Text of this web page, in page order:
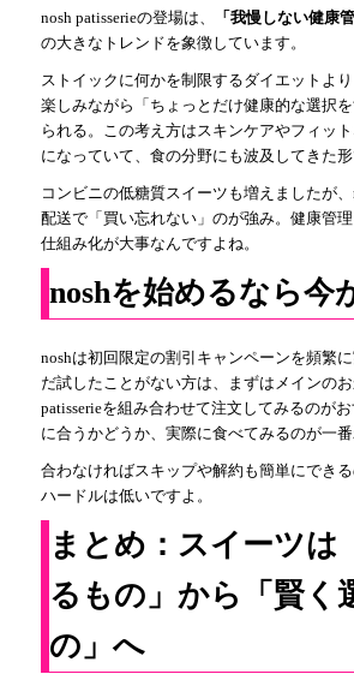
nosh patisserieの登場は、 「我慢しない健康管
の大きなトレンドを象徴しています。
ストイックに何かを制限するダイエットよ
楽しみながら「ちょっとだけ健康的な選択
られる。この考え方はスキンケアやフィッ
になっていて、食の分野にも波及してきた形
コンビニの低糖質スイーツも増えましたが、
配送で「買い忘れない」のが強み。健康管理
仕組み化が大事なんですよね。
noshを始めるなら今
noshは初回限定の割引キャンペーンを頻繁
だ試したことがない方は、まずはメインの
patisserieを組み合わせて注文してみるのが
に合うかどうか、実際に食べてみるのが一番
合わなければスキップや解約も簡単にでき
ハードルは低いですよ。
まとめ：スイーツは
るもの」から「賢く
の」へ